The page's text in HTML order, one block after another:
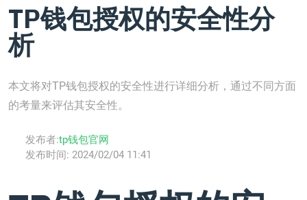
TP钱包授权的安全性分
析
本文将对TP钱包授权的安全性进行详细分析，通过不同方面
的考量来评估其安全性。
发布者:tp钱包官网
发布时间: 2024/02/04 11:41